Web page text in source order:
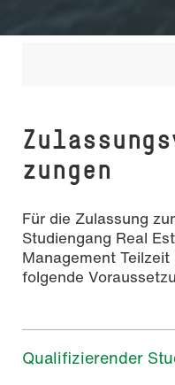
zungen
Für die Zulassung
Studiengang Real
Management
folgende
Qualifizierender